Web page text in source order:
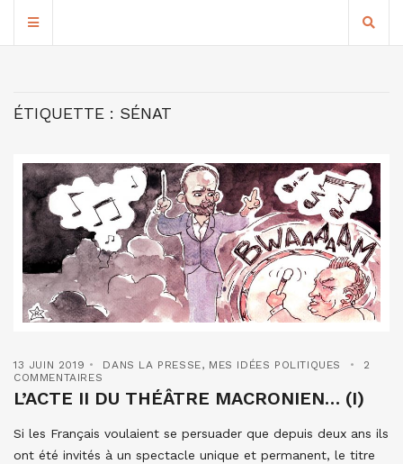
ÉTIQUETTE : SÉNAT
13 JUIN 2019 DANS LA PRESSE, MES IDÉES POLITIQUES
2
COMMENTAIRES
L’ACTE II DU THÉÂTRE MACRONIEN… (I)
Si les Français voulaient se persuader que depuis deux ans ils
ont été invités à un spectacle unique et permanent, le titre